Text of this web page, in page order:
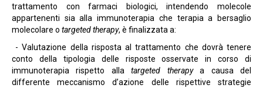
trattamento con farmaci biologici, intendendo molecole
appartenenti sia alla immunoterapia che terapia a bersaglio
molecolare o targeted therapy, è finalizzata a:
- Valutazione della risposta al trattamento che dovrà tenere
conto della tipologia delle risposte osservate in corso di
immunoterapia rispetto allatargeted therapya causa del
differente meccanismo d’azione delle rispettive strategie